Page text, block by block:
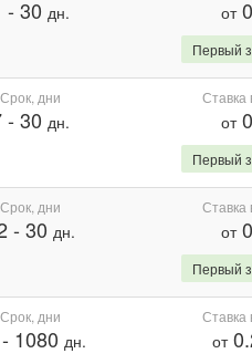
- 30 дн. от
Первый
Срок, дни
- 30 дн.
Ставка
от
Первый
Срок, дни
- 30 дн.
Ставка
от
Первый
Срок, дни
- 1080 дн.
Ставка
от